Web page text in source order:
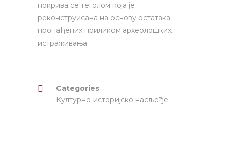
покрива се теголом која је
реконструисана на основу остатака
пронађених приликом археолошких
истраживања.
Categories
Културно-историјско насљеђе